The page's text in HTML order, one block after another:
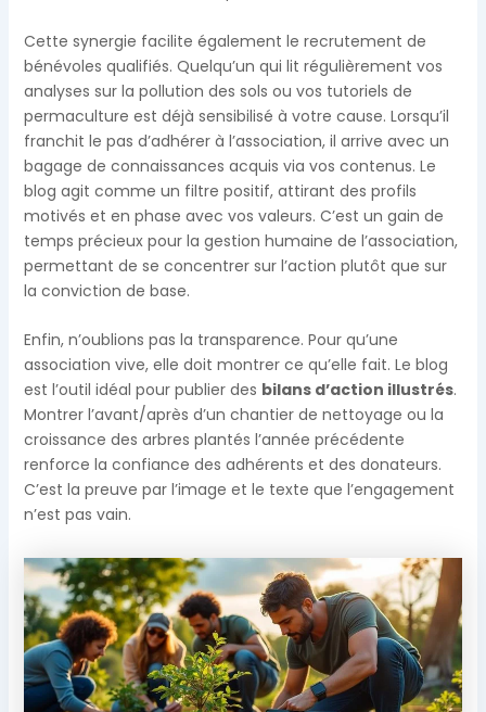
Cette synergie facilite également le recrutement de
bénévoles qualifiés. Quelqu’un qui lit régulièrement vos
analyses sur la pollution des sols ou vos tutoriels de
permaculture est déjà sensibilisé à votre cause. Lorsqu’il
franchit le pas d’adhérer à l’association, il arrive avec un
bagage de connaissances acquis via vos contenus. Le
blog agit comme un filtre positif, attirant des profils
motivés et en phase avec vos valeurs. C’est un gain de
temps précieux pour la gestion humaine de l’association,
permettant de se concentrer sur l’action plutôt que sur
la conviction de base.
Enfin, n’oublions pas la transparence. Pour qu’une
association vive, elle doit montrer ce qu’elle fait. Le blog
est l’outil idéal pour publier des bilans d’action illustrés.
Montrer l’avant/après d’un chantier de nettoyage ou la
croissance des arbres plantés l’année précédente
renforce la confiance des adhérents et des donateurs.
C’est la preuve par l’image et le texte que l’engagement
n’est pas vain.